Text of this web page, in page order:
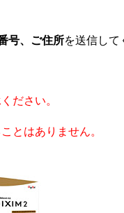
号、ご住所を送信して
ださい。
とはありません。